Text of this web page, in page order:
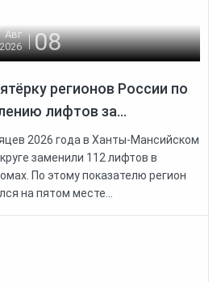
Авг
2026
08
регионов России по
лифтов за...
2026 года в Ханты-Мансийском
заменили 112 лифтов в
По этому показателю регион
на пятом месте...